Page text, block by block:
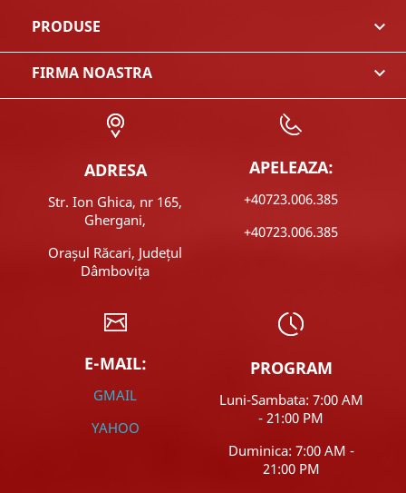
PRODUSE 
FIRMA NOASTRA 
ADRESA
Str. Ion Ghica, nr 165,
Ghergani,
Orașul Răcari, Județul
Dâmbovița
APELEAZA:
+40723.006.385
+40723.006.385
E-MAIL:
GMAIL
YAHOO
PROGRAM
Luni-Sambata: 7:00 AM
- 21:00 PM
Duminica: 7:00 AM -
21:00 PM